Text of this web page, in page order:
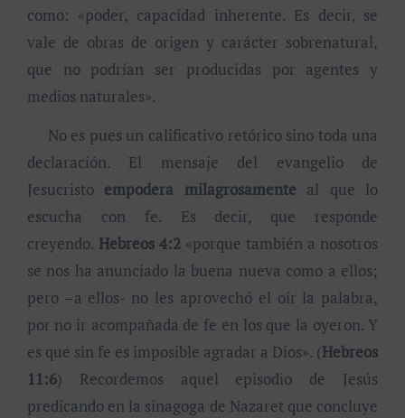
como: «poder, capacidad inherente. Es decir, se
vale de obras de origen y carácter sobrenatural,
que no podrían ser producidas por agentes y
medios naturales».
No es pues un calificativo retórico sino toda una
declaración. El mensaje del evangelio de
Jesucristo empodera milagrosamente al que lo
escucha con fe. Es decir, que responde
creyendo. Hebreos 4:2 «porque también a nosotros
se nos ha anunciado la buena nueva como a ellos;
pero –a ellos- no les aprovechó el oír la palabra,
por no ir acompañada de fe en los que la oyeron. Y
es que sin fe es imposible agradar a Dios». (Hebreos
11:6) Recordemos aquel episodio de Jesús
predicando en la sinagoga de Nazaret que concluye